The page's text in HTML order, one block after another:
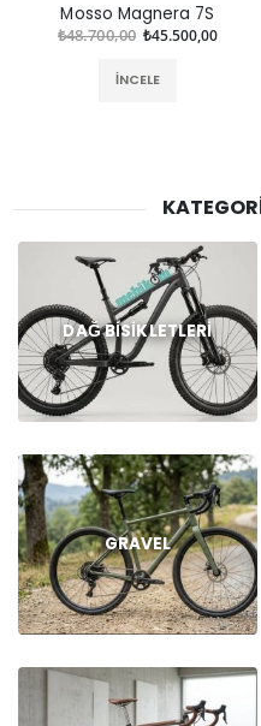
Mosso Magnera 7S
₺48.700,00 ₺45.500,00
İNCELE
DAĞ BISIKLETLERI
GRAVEL